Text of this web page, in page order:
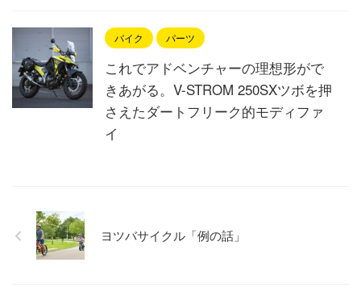
バイク パーツ
これでアドベンチャーの理想形がで
きあがる。V-STROM 250SXツボを押
さえたダートフリーク的モディファ
イ
ヨツバサイクル「例の話」